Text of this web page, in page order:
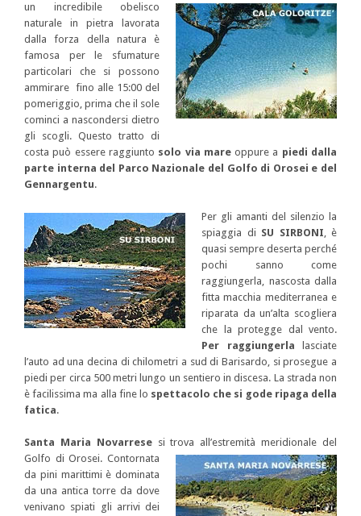
un incredibile obelisco
naturale in pietra lavorata
dalla forza della natura è
famosa per le sfumature
particolari che si possono
ammirare fino alle 15:00 del
pomeriggio, prima che il sole
cominci a nascondersi dietro
gli scogli. Questo tratto di
costa può essere raggiunto solo via mareoppure a piedi dalla
parte interna del Parco Nazionale del Golfo di Orosei e del
Gennargentu.
Per gli amanti del silenzio la
spiaggia di SU SIRBONI, è
quasi sempre deserta perché
pochi sanno come
raggiungerla, nascosta dalla
fitta macchia mediterranea e
riparata da un’alta scogliera
che la protegge dal vento.
Per raggiungerla lasciate
l’auto ad una decina di chilometri a sud di Barisardo, si prosegue a
piedi per circa 500 metri lungo un sentiero in discesa. La strada non
è facilissima ma alla fine lo spettacolo che si gode ripaga della
fatica.
Santa Maria Novarresesi trova all’estremità meridionale del
Golfo di Orosei. Contornata
da pini marittimi è dominata
da una antica torre da dove
venivano spiati gli arrivi dei